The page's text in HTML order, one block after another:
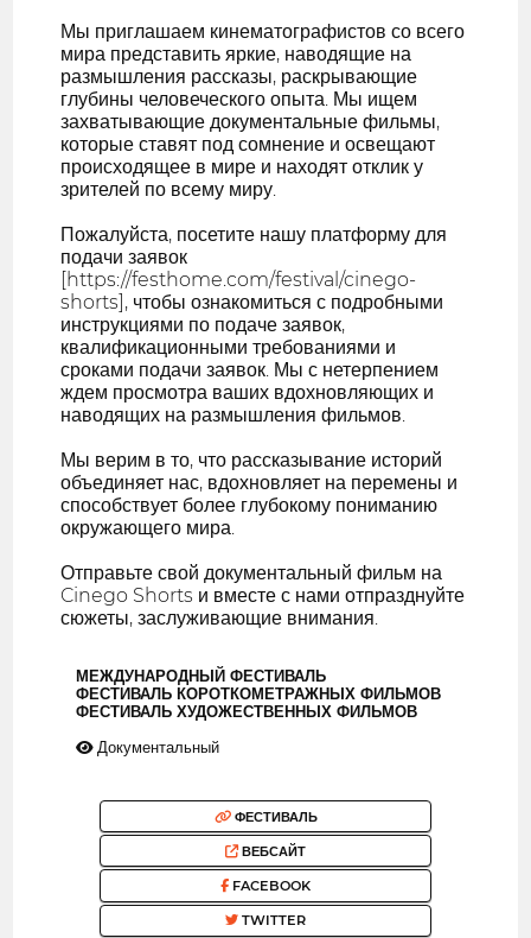
Мы приглашаем кинематографистов со всего
мира представить яркие, наводящие на
размышления рассказы, раскрывающие
глубины человеческого опыта. Мы ищем
захватывающие документальные фильмы,
которые ставят под сомнение и освещают
происходящее в мире и находят отклик у
зрителей по всему миру.
Пожалуйста, посетите нашу платформу для
подачи заявок
[https://festhome.com/festival/cinego-
shorts], чтобы ознакомиться с подробными
инструкциями по подаче заявок,
квалификационными требованиями и
сроками подачи заявок. Мы с нетерпением
ждем просмотра ваших вдохновляющих и
наводящих на размышления фильмов.
Мы верим в то, что рассказывание историй
объединяет нас, вдохновляет на перемены и
способствует более глубокому пониманию
окружающего мира.
Отправьте свой документальный фильм на
Cinego Shorts и вместе с нами отпразднуйте
сюжеты, заслуживающие внимания.
МЕЖДУНАРОДНЫЙ ФЕСТИВАЛЬ
ФЕСТИВАЛЬ КОРОТКОМЕТРАЖНЫХ ФИЛЬМОВ
ФЕСТИВАЛЬ ХУДОЖЕСТВЕННЫХ ФИЛЬМОВ
Документальный
ФЕСТИВАЛЬ
ВЕБСАЙТ
FACEBOOK
TWITTER